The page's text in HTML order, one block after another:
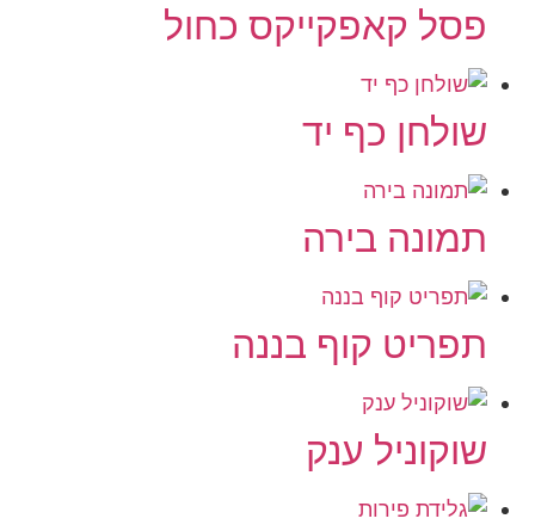
פסל קאפקייקס כחול
שולחן כף יד
תמונה בירה
תפריט קוף בננה
שוקוניל ענק